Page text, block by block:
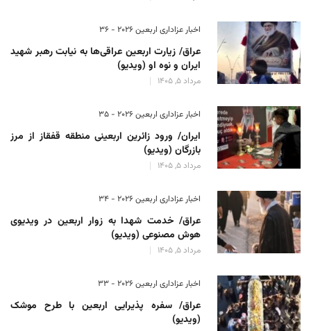
اخبار عزاداری اربعین ۲۰۲۶ - 36
عراق/ زیارت اربعین عراقی‌ها به نیابت رهبر شهید
ایران و نوه او (ویدیو)
مرداد 5, 1405
اخبار عزاداری اربعین ۲۰۲۶ - 35
ایران/ ورود زائرین اربعینی منطقه قفقاز از مرز
بازرگان (ویدیو)
مرداد 5, 1405
اخبار عزاداری اربعین ۲۰۲۶ - 34
عراق/ خدمت شهدا به زوار اربعین در ویدیوی
هوش مصنوعی (ویدیو)
مرداد 5, 1405
اخبار عزاداری اربعین ۲۰۲۶ - 33
عراق/ سفره پذیرایی اربعین با طرح موشک
(ویدیو)